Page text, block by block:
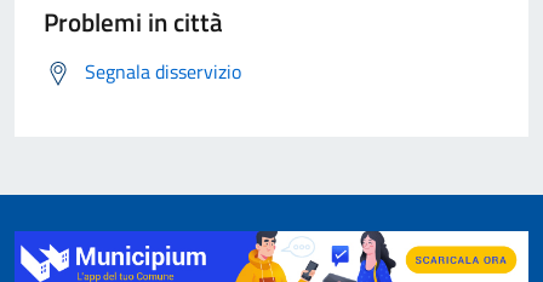
Problemi in città
Segnala disservizio